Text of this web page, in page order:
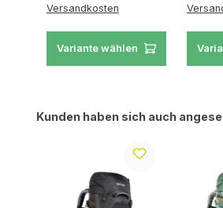
Versandkosten
Variante wählen
Produktgalerie überspringen
Kunden haben sich auch